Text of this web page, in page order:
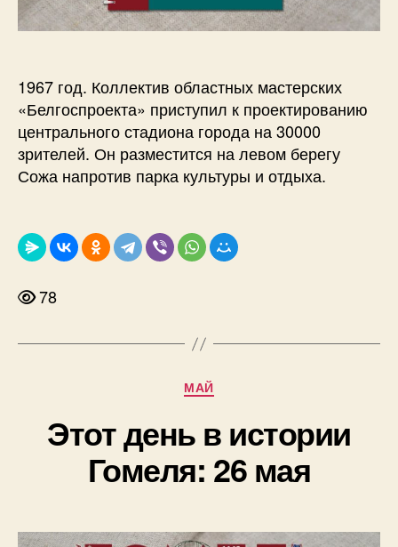
1967 год. Коллектив областных мастерских
«Белгоспроекта» приступил к проектированию
центрального стадиона города на 30000
зрителей. Он разместится на левом берегу
Сожа напротив парка культуры и отдыха.
78
Рубрики
МАЙ
Этот день в истории
Гомеля: 26 мая